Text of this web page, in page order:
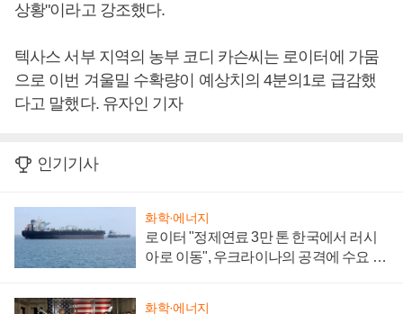
상황"이라고 강조했다.
텍사스 서부 지역의 농부 코디 카슨씨는 로이터에 가뭄
으로 이번 겨울밀 수확량이 예상치의 4분의1로 급감했
다고 말했다. 유자인 기자
인기기사
화학·에너지
로이터 "정제연료 3만 톤 한국에서 러시
아로 이동", 우크라이나의 공격에 수요 늘
화학·에너지